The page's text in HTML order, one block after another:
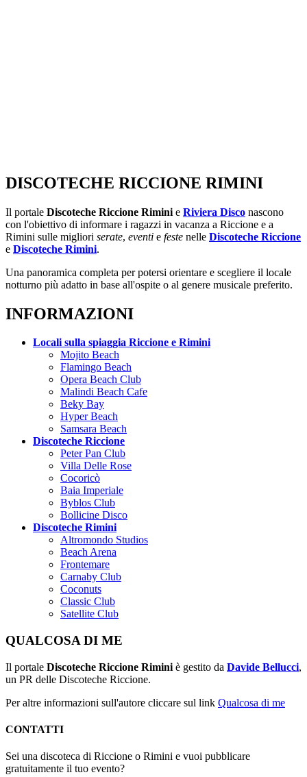
DISCOTECHE RICCIONE RIMINI
Il portale Discoteche Riccione Rimini e Riviera Disco nascono
con l'obiettivo di informare i ragazzi in vacanza a Riccione e a
Rimini sulle migliori serate, eventi e feste nelle Discoteche Riccione
e Discoteche Rimini.
Una panoramica completa per potersi orientare e scegliere il locale
notturno più adatto in base all'ospite o al genere musicale preferito.
INFORMAZIONI
Locali sulla spiaggia Riccione e Rimini
Mojito Beach
Flamingo Beach
Opera Beach Club
Malindi Beach Cafe
Beky Bay
Hyper Beach
Samsara Beach
Discoteche Riccione
Peter Pan Club
Villa Delle Rose
Cocoricò
Baia Imperiale
Byblos Club
Bollicine Disco
Discoteche Rimini
Altromondo Studios
Beach Arena
Frontemare
Carnaby Club
Coconuts
Classic Club
Satellite Club
QUALCOSA DI ME
Il portale Discoteche Riccione Rimini è gestito da Davide Bellucci,
un PR delle Discoteche Riccione.
Per altre informazioni sull'autore cliccare sul link Qualcosa di me
CONTATTI
Sei una discoteca di Riccione o Rimini e vuoi pubblicare
gratuitamente il tuo evento?